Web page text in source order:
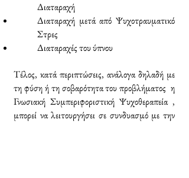
Διαταραχή
Διαταραχή μετά από Ψυχοτραυματικό
Στρες
Διαταραχές του ύπνου
Τέλος, κατά περιπτώσεις, ανάλογα δηλαδή με
τη φύση ή τη σοβαρότητα του προβλήματος η
Γνωσιακή Συμπεριφοριστική Ψυχοθεραπεία ,
μπορεί να λειτουργήσει σε συνδυασμό με την